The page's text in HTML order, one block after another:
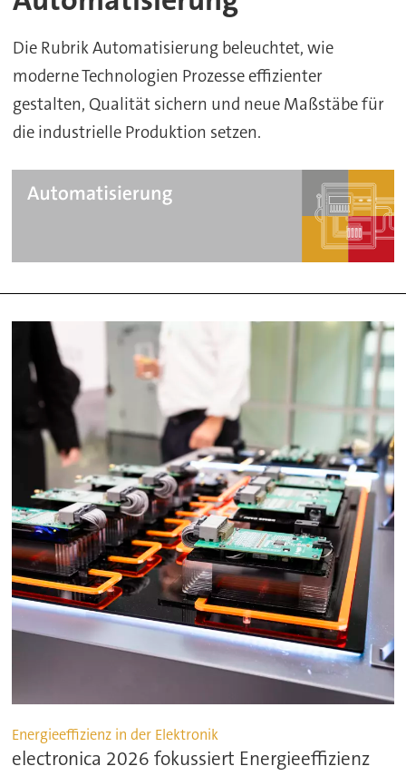
Die Rubrik Automatisierung beleuchtet, wie
moderne Technologien Prozesse effizienter
gestalten, Qualität sichern und neue Maßstäbe für
die industrielle Produktion setzen.
Energieeffizienz in der Elektronik
electronica 2026 fokussiert Energieeffizienz